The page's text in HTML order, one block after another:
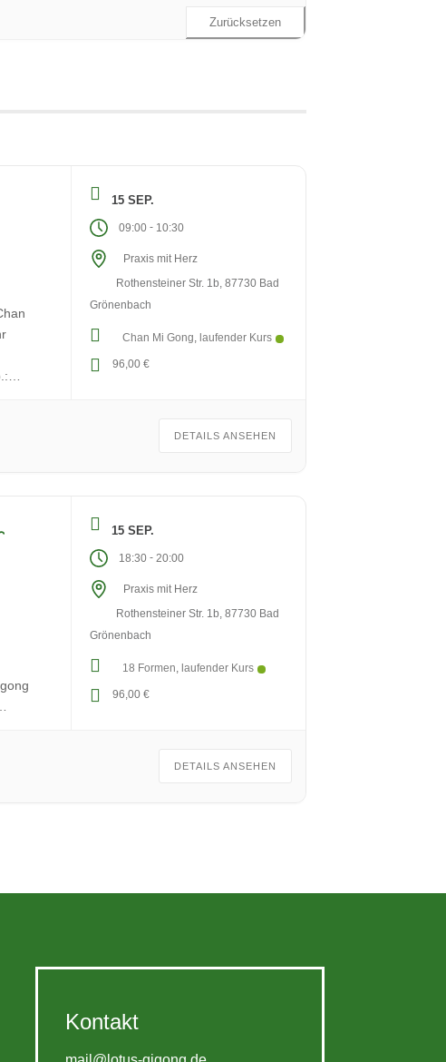
Zurücksetzen
15 SEP.
09:00 - 10:30
Praxis mit Herz
Rothensteiner Str. 1b, 87730 Bad
Grönenbach
Chan Mi Gong laufender Kurs
96,00 €
DETAILS ANSEHEN
15 SEP.
18:30 - 20:00
Praxis mit Herz
Rothensteiner Str. 1b, 87730 Bad
Grönenbach
18 Formen laufender Kurs
96,00 €
DETAILS ANSEHEN
Kontakt